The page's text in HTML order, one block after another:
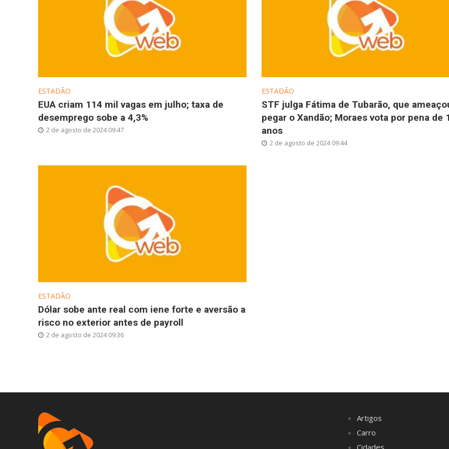
ESTADÃO
EUA criam 114 mil vagas em julho; taxa de
desemprego sobe a 4,3%
2 de agosto de 2024 09:47
ESTADÃO
STF julga Fátima de Tubarão, que
pegar o Xandão; Moraes vota por pena de
anos
2 de agosto de 2024 09:44
ESTADÃO
Dólar sobe ante real com iene forte e aversão a
risco no exterior antes de payroll
2 de agosto de 2024 09:36
Artigos
Carro